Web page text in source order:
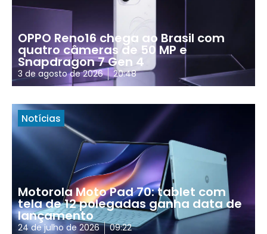
OPPO Reno16 chega ao Brasil com
quatro câmeras de 50 MP e
Snapdragon 7 Gen 4
3 de agosto de 2026 20:48
Notícias
Motorola Moto Pad 70: tablet com
tela de 12 polegadas ganha data de
lançamento
24 de julho de 2026 09:22